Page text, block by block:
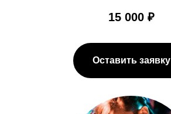
15 000 ₽
Оставить заявку